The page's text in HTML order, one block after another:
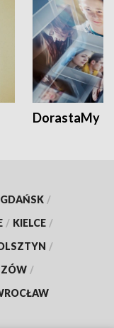
DorastaMy
GDAŃSK /
/ KIELCE /
/
/